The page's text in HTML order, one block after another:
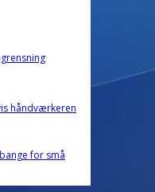
håndværkeren
for små